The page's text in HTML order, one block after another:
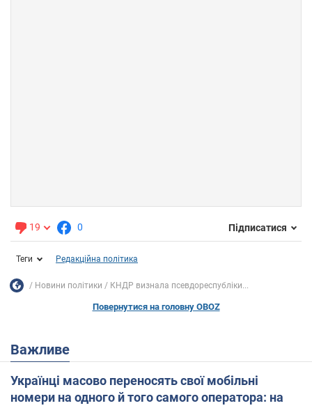
19 0 Підписатися
Теги Редакційна політика
Новини політики КНДР визнала псевдореспубліки...
Повернутися на головну OBOZ
Важливе
Українці масово переносять свої мобільні
номери на одного й того самого оператора: на